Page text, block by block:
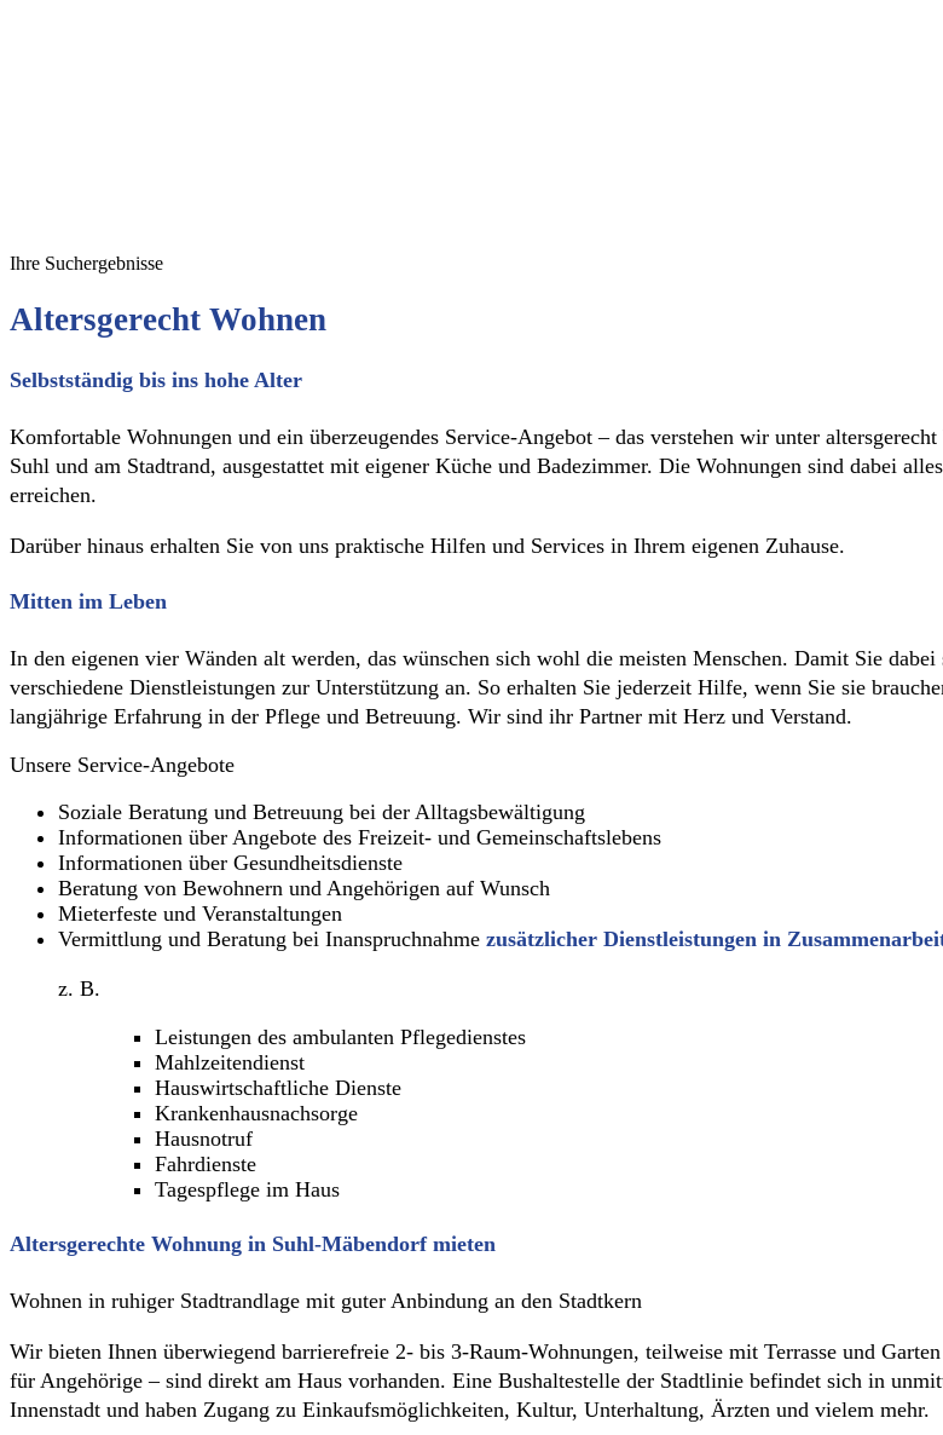
Ihre Suchergebnisse
Altersgerecht Wohnen
Selbstständig bis ins hohe Alter
Komfortable Wohnungen und ein überzeugendes Service-Angebot – das verstehen wir unter
Suhl und am Stadtrand, ausgestattet mit eigener Küche und Badezimmer. Die Wohnungen sind dabei
erreichen.
Darüber hinaus erhalten Sie von uns praktische Hilfen und Services in Ihrem eigenen Zuhause.
Mitten im Leben
In den eigenen vier Wänden alt werden, das wünschen sich wohl die meisten Menschen. Damit Sie
verschiedene Dienstleistungen zur Unterstützung an. So erhalten Sie jederzeit Hilfe, wenn Sie sie
langjährige Erfahrung in der Pflege und Betreuung. Wir sind ihr Partner mit Herz und Verstand.
Unsere Service-Angebote
Soziale Beratung und Betreuung bei der Alltagsbewältigung
Informationen über Angebote des Freizeit- und Gemeinschaftslebens
Informationen über Gesundheitsdienste
Beratung von Bewohnern und Angehörigen auf Wunsch
Mieterfeste und Veranstaltungen
Vermittlung und Beratung bei Inanspruchnahme zusätzlicher Dienstleistungen in
z. B.
Leistungen des ambulanten Pflegedienstes
Mahlzeitendienst
Hauswirtschaftliche Dienste
Krankenhausnachsorge
Hausnotruf
Fahrdienste
Tagespflege im Haus
Altersgerechte Wohnung in Suhl-Mäbendorf mieten
Wohnen in ruhiger Stadtrandlage mit guter Anbindung an den Stadtkern
Wir bieten Ihnen überwiegend barrierefreie 2- bis 3-Raum-Wohnungen, teilweise mit Terrasse und
für Angehörige – sind direkt am Haus vorhanden. Eine Bushaltestelle der Stadtlinie befindet sich in
Innenstadt und haben Zugang zu Einkaufsmöglichkeiten, Kultur, Unterhaltung, Ärzten und vielem mehr.